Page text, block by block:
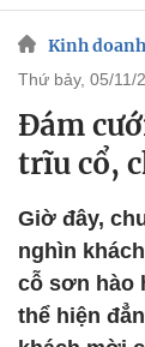
Kinh doanh
thứ bảy, 05/
Đám
trĩu cổ,
Giờ đây,
nghìn
cỗ sơn hào
thể hiện